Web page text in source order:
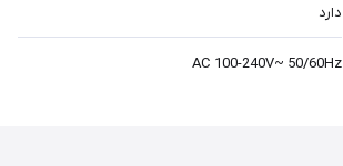
دارد
AC 100-240V~ 50/60Hz